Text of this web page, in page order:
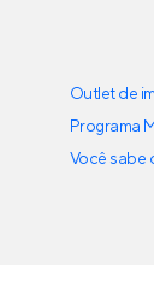
Outlet de
Programa
Você sabe